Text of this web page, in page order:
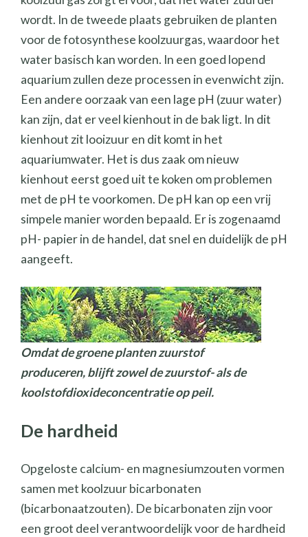
wordt. In de tweede plaats gebruiken de planten
voor de fotosynthese koolzuurgas, waardoor het
water basisch kan worden. In een goed lopend
aquarium zullen deze processen in evenwicht zijn.
Een andere oorzaak van een lage pH (zuur water)
kan zijn, dat er veel kienhout in de bak ligt. In dit
kienhout zit looizuur en dit komt in het
aquariumwater. Het is dus zaak om nieuw
kienhout eerst goed uit te koken om problemen
met de pH te voorkomen. De pH kan op een vrij
simpele manier worden bepaald. Er is zogenaamd
pH- papier in de handel, dat snel en duidelijk de pH
aangeeft.
Omdat de groene planten zuurstof
produceren, blijft zowel de zuurstof- als de
koolstofdioxideconcentratie op peil.
De hardheid
Opgeloste calcium- en magnesiumzouten vormen
samen met koolzuur bicarbonaten
(bicarbonaatzouten). De bicarbonaten zijn voor
een groot deel verantwoordelijk voor de hardheid